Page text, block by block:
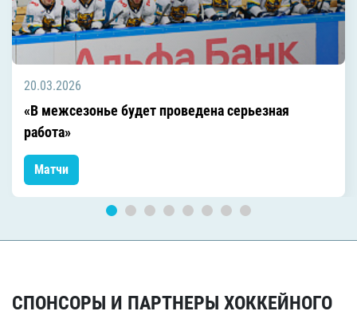
20.03.2026
«В межсезонье будет проведена серьезная
работа»
Матчи
СПОНСОРЫ И ПАРТНЕРЫ ХОККЕЙНОГО